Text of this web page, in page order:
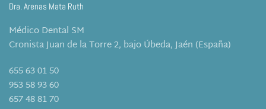
Dra. Arenas Mata Ruth
Médico Dental SM
Cronista Juan de la Torre 2, bajo Úbeda, Jaén (España)
655 63 01 50
953 58 93 60
657 48 81 70